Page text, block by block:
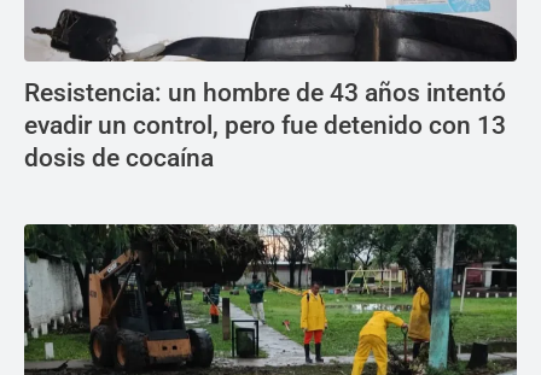
Resistencia: un hombre de 43 años intentó
evadir un control, pero fue detenido con 13
dosis de cocaína